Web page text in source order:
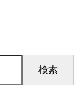
検索